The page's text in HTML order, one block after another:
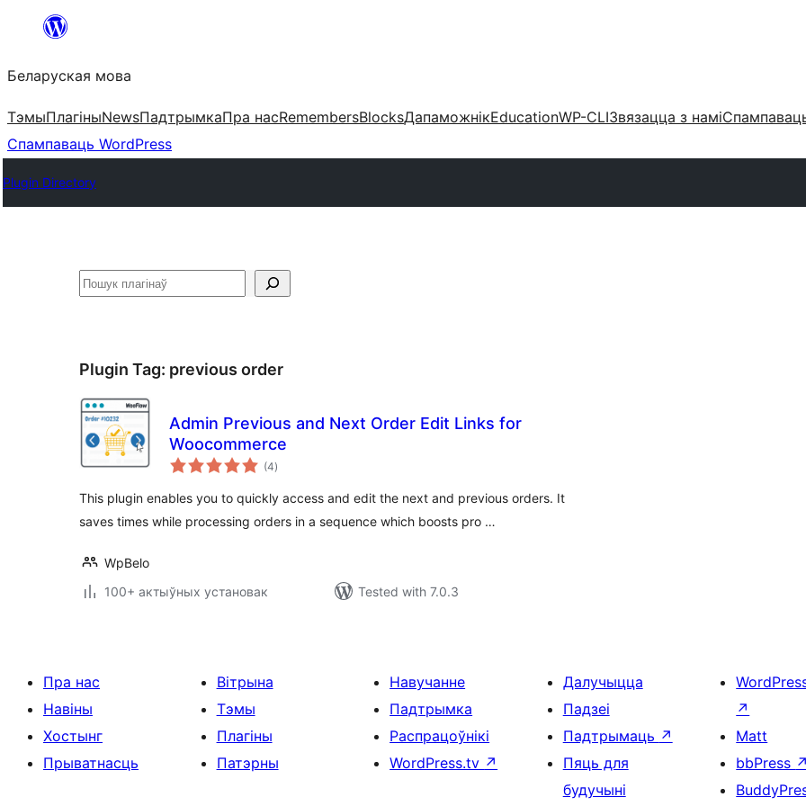
Перайсці
змесціва
Беларуская мова
ТэмыПлагіныNewsПадтрымкаПра насRemembersBlocksДапаможнікEducationWP-CLIЗвязацца з намі
Спампаваць WordPress
Plugin Directory
Пошук
Plugin Tag: previous order
Admin Previous and Next Order Edit Links for
Woocommerce
(4total
ratings
)
This plugin enables you to quickly access and edit the next and previous orders. It
saves times while processing orders in a sequence which boosts pro …
WpBelo
100+ актыўных установак
Tested with 7.0.3
Пра нас
Навіны
Хостынг
Прыватнасць
Вітрына
Тэмы
Плагіны
Патэрны
Навучанне
Падтрымка
Распрацоўнікі
WordPress.tv ↗
Далучыцца
Падзеі
Падтрымаць ↗
Пяць для
будучыні
↗
Matt
bbPress ↗